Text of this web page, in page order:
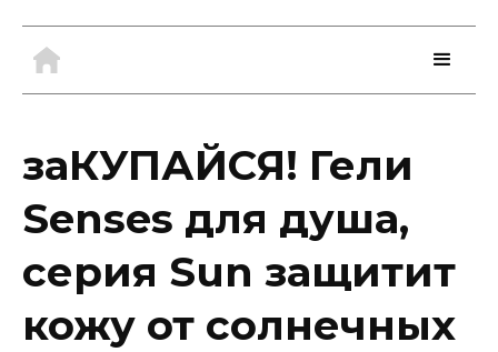
заКУПАЙСЯ! Гели
Senses для душа,
серия Sun защитит
кожу от солнечных